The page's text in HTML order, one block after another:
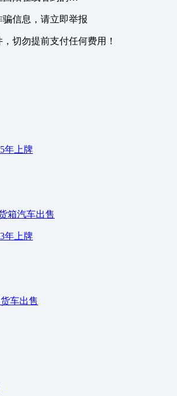
信息，请立即举报
切勿提前支付任何费用！
年上牌
箱汽车出售
年上牌
车出售